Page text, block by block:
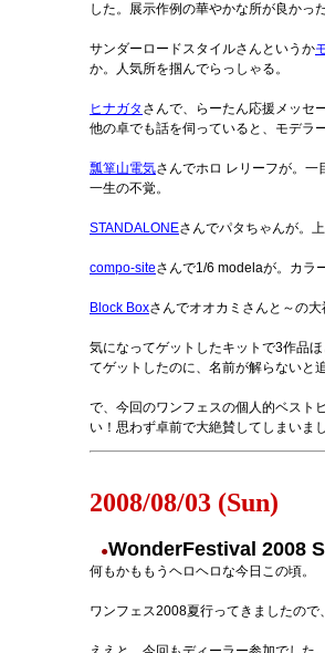
した。展示作例の華やかな所が良かった
サンダーロードスタイルさんというか
か。人気所を掴んでらっしゃる。
ヒナガタ さんで、らーたん応援メッセ
他の卓でも話を伺っていると、モデラ
瓢箪山電気さんでホロ レリーフが。
一生の不覚。
STANDALONEさんでパタちゃんが。
compo-siteさんで1/6 modelaが。カラ
Block Boxさんでオオカミさんと～の大
気になってゲットしたキットで3作品
てゲットしたのに、名前が解らないと
で、今回のワンフェスの個人的ベスト
い！思わず卓前で大絶賛してしまいまし
2008/08/03 (Sun)
●WonderFestival 2008
何もかももうヘロヘロな今日この頃。
ワンフェス2008夏行ってきましたので